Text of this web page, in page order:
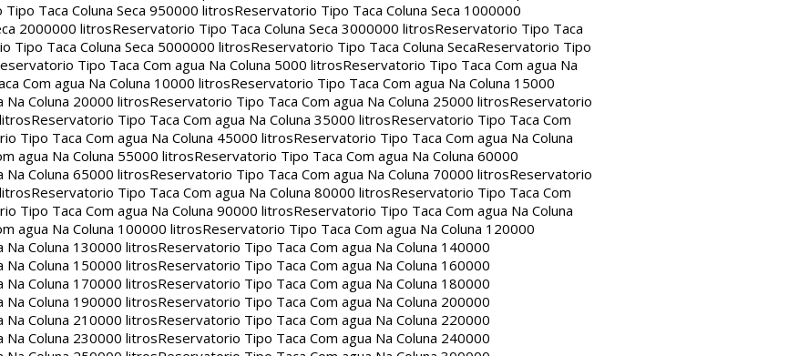
Taca Coluna Seca 950000 litrosReservatorio Tipo Taca Coluna Seca 1000000
2000000 litrosReservatorio Tipo Taca Coluna Seca 3000000 litrosReservatorio Tipo Taca
Tipo Taca Coluna Seca 5000000 litrosReservatorio Tipo Taca Coluna SecaReservatorio Tipo
Tipo Taca Com agua Na Coluna 5000 litrosReservatorio Tipo Taca Com agua Na
Com agua Na Coluna 10000 litrosReservatorio Tipo Taca Com agua Na Coluna 15000
Na Coluna 20000 litrosReservatorio Tipo Taca Com agua Na Coluna 25000 litrosReservatorio
Reservatorio Tipo Taca Com agua Na Coluna 35000 litrosReservatorio Tipo Taca Com
Tipo Taca Com agua Na Coluna 45000 litrosReservatorio Tipo Taca Com agua Na Coluna
agua Na Coluna 55000 litrosReservatorio Tipo Taca Com agua Na Coluna 60000
Na Coluna 65000 litrosReservatorio Tipo Taca Com agua Na Coluna 70000 litrosReservatorio
Reservatorio Tipo Taca Com agua Na Coluna 80000 litrosReservatorio Tipo Taca Com
Tipo Taca Com agua Na Coluna 90000 litrosReservatorio Tipo Taca Com agua Na Coluna
agua Na Coluna 100000 litrosReservatorio Tipo Taca Com agua Na Coluna 120000
Na Coluna 130000 litrosReservatorio Tipo Taca Com agua Na Coluna 140000
Na Coluna 150000 litrosReservatorio Tipo Taca Com agua Na Coluna 160000
Na Coluna 170000 litrosReservatorio Tipo Taca Com agua Na Coluna 180000
Na Coluna 190000 litrosReservatorio Tipo Taca Com agua Na Coluna 200000
Na Coluna 210000 litrosReservatorio Tipo Taca Com agua Na Coluna 220000
Na Coluna 230000 litrosReservatorio Tipo Taca Com agua Na Coluna 240000